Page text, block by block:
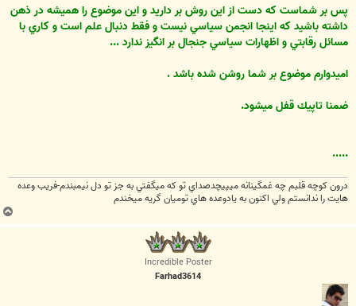
پس بر شماست كه دست از اين روش بر داريد و اين موضوع را هميشه در ذهن
داشته باشيد كه اينجا انجمن سياسي نيست و فقط دنبال علم است و كاري با
مسائل رقابتي و اظهارات سياسي جنجال بر انگيز ندارد ...
اميدوارم موضوع بر شما روشن شده باشد .
ضمنا تاپيك قفل ميشود.
.....
درون كوچه قلبم چه غمگينانه ميپيچدصداي تو كه ميگفتي به جز تو دل نيمبندم-فريب وعده
هايت را ندانستم ولي اكنون به يادوعده هاي توميان گريه ميخندم
ب
ا
Incredible Poster
Farhad3614